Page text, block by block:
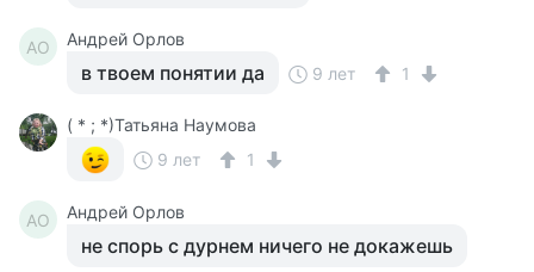
АО Андрей Орлов
в твоем понятии да 9 лет 1
( * ; *)Татьяна Наумова
9 лет
1
АО Андрей Орлов
не спорь с дурнем ничего не докажешь